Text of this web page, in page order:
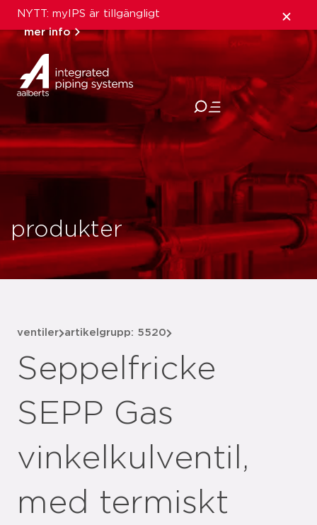
NYTT: myIPS är tillgängligt
mer info
stäng
produkter
ventiler artikelgrupp: 5520
Seppelfricke
SEPP Gas
vinkelkulventil,
med termiskt